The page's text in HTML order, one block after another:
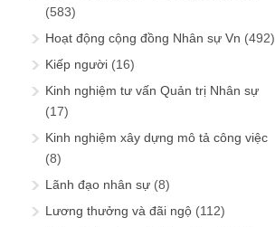
(583)
Hoạt động cộng đồng Nhân sự Vn (492)
Kiếp người (16)
Kinh nghiệm tư vấn Quản trị Nhân sự
(17)
Kinh nghiệm xây dựng mô tả công việc
(8)
Lãnh đạo nhân sự (8)
Lương thưởng và đãi ngộ (112)